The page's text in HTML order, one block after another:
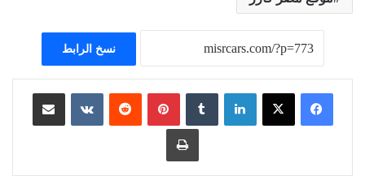
نسخ الرابط
لينكدإن ‏Tumblr بينتيريست
‏Reddit
‏VKontakte مشاركة عبر البريد
طباعة